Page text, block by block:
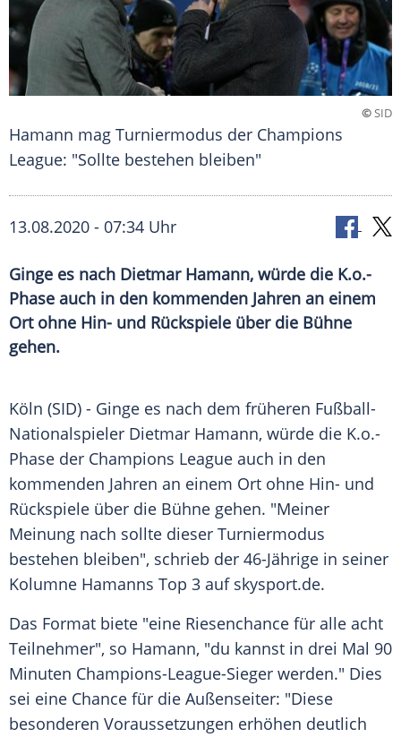
©SID
Hamann mag Turniermodus der Champions
League: "Sollte bestehen bleiben"
13.08.2020 - 07:34 Uhr
Ginge es nach Dietmar Hamann, würde die K.o.-
Phase auch in den kommenden Jahren an einem
Ort ohne Hin- und Rückspiele über die Bühne
gehen.
Köln (SID) - Ginge es nach dem früheren Fußball-
Nationalspieler Dietmar Hamann, würde die K.o.-
Phase der Champions League auch in den
kommenden Jahren an einem Ort ohne Hin- und
Rückspiele über die Bühne gehen. "Meiner
Meinung nach sollte dieser Turniermodus
bestehen bleiben", schrieb der 46-Jährige in seiner
Kolumne Hamanns Top 3 auf skysport.de.
Das Format biete "eine Riesenchance für alle acht
Teilnehmer", so Hamann, "du kannst in drei Mal 90
Minuten Champions-League-Sieger werden." Dies
sei eine Chance für die Außenseiter: "Diese
besonderen Voraussetzungen erhöhen deutlich